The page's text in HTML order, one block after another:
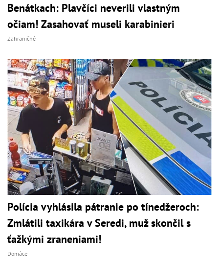
Benátkach: Plavčíci neverili vlastným
očiam! Zasahovať museli karabinieri
Zahraničné
Polícia vyhlásila pátranie po tínedžeroch:
Zmlátili taxikára v Seredi, muž skončil s
ťažkými zraneniami!
Domáce